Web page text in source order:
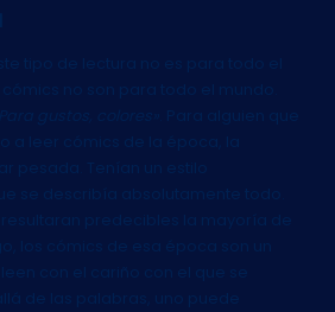
tipo de lectura no es para todo el
no son para todo el mundo.
. Para alguien que
a leer cómics de la época, la
pesada. Tenían un estilo
se describía absolutamente todo.
resultaran predecibles la mayoría de
los cómics de esa época son un
con el cariño con el que se
de las palabras, uno puede